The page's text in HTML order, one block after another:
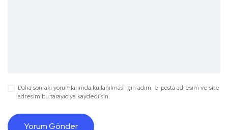
Daha sonraki yorumlarımda kullanılması için adım, e-posta adresim ve site
adresim bu tarayıcıya kaydedilsin.